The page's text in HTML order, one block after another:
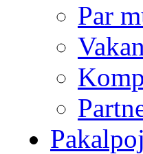
Par